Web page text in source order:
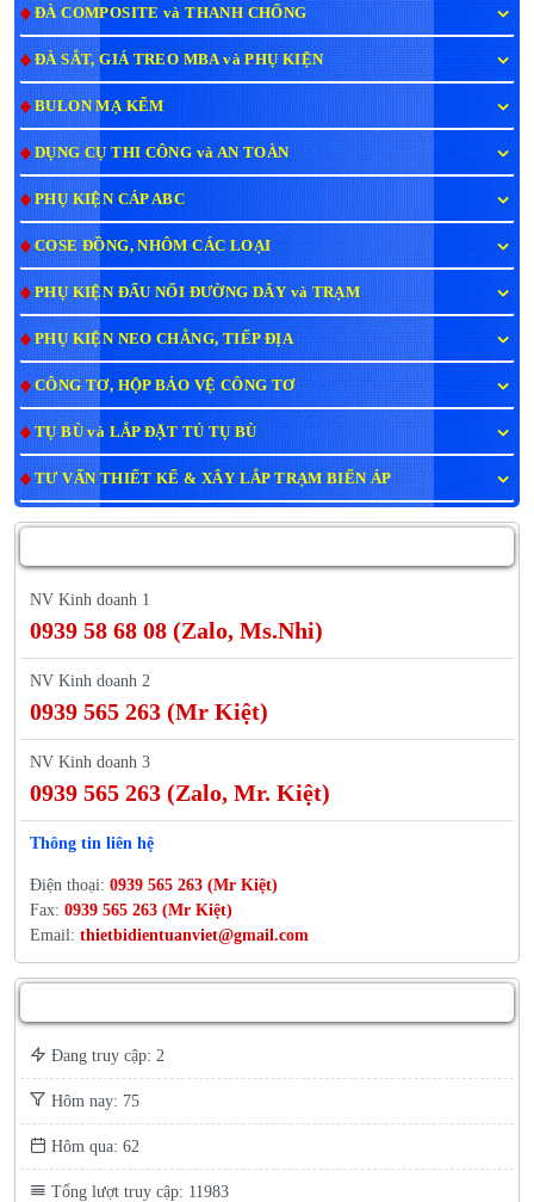
ĐÀ COMPOSITE và THANH CHỐNG
ĐÀ SẮT, GIÁ TREO MBA và PHỤ KIỆN
BULON MẠ KẼM
DỤNG CỤ THI CÔNG và AN TOÀN
PHỤ KIỆN CÁP ABC
COSE ĐỒNG, NHÔM CÁC LOẠI
PHỤ KIỆN ĐẤU NỐI ĐƯỜNG DÂY và TRẠM
PHỤ KIỆN NEO CHẰNG, TIẾP ĐỊA
CÔNG TƠ, HỘP BẢO VỆ CÔNG TƠ
TỤ BÙ và LẮP ĐẶT TỦ TỤ BÙ
TƯ VẤN THIẾT KẾ & XÂY LẮP TRẠM BIẾN ÁP
NV Kinh doanh 1
0939 58 68 08 (Zalo, Ms.Nhi)
NV Kinh doanh 2
0939 565 263 (Mr Kiệt)
NV Kinh doanh 3
0939 565 263 (Zalo, Mr. Kiệt)
Thông tin liên hệ
Điện thoại: 0939 565 263 (Mr Kiệt)
Fax: 0939 565 263 (Mr Kiệt)
Email: thietbidientuanviet@gmail.com
Đang truy cập: 2
Hôm nay: 75
Hôm qua: 62
Tổng lượt truy cập: 11983